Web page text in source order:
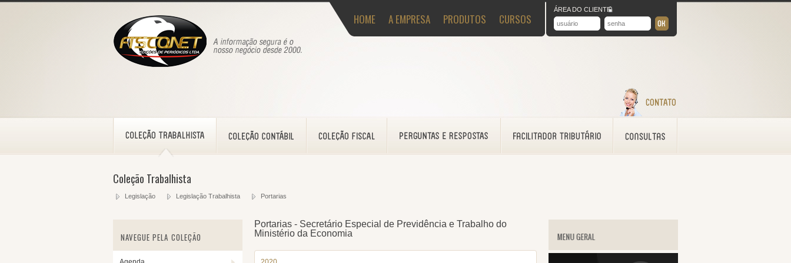
HOME A EMPRESA PRODUTOS CURSOS
ÁREA DO CLIENTE
Coleção Trabalhista
Legislação Legislação Trabalhista Portarias
NAVEGUE PELA COLEÇÃO
Portarias - Secretário Especial de Previdência e Trabalho do
Ministério da Economia